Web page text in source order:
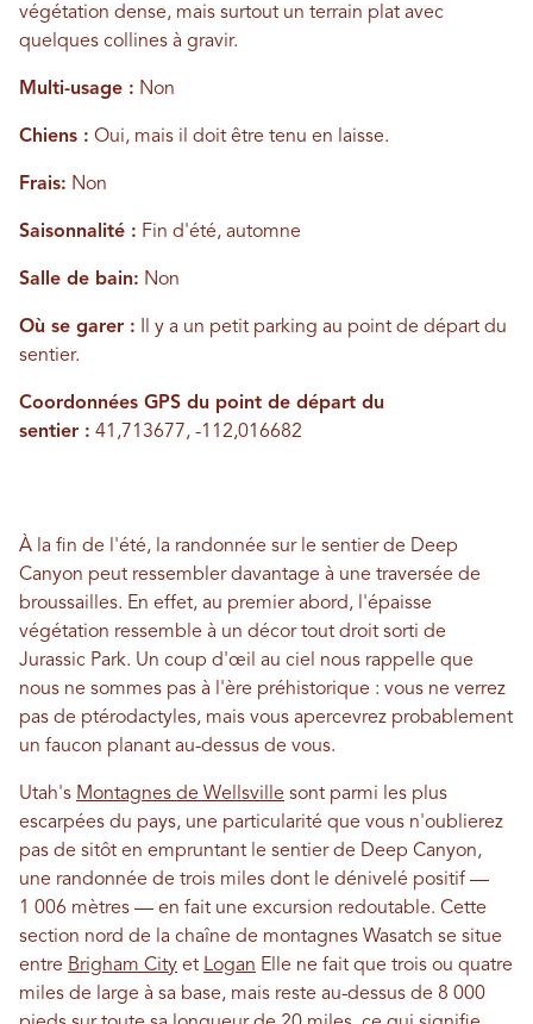
végétation dense, mais surtout un terrain plat avec
quelques collines à gravir.
Multi-usage : Non
Chiens : Oui, mais il doit être tenu en laisse.
Frais: Non
Saisonnalité : Fin d'été, automne
Salle de bain: Non
Où se garer : Il y a un petit parking au point de départ du
sentier.
Coordonnées GPS du point de départ du
sentier : 41,713677, -112,016682
À la fin de l'été, la randonnée sur le sentier de Deep
Canyon peut ressembler davantage à une traversée de
broussailles. En effet, au premier abord, l'épaisse
végétation ressemble à un décor tout droit sorti de
Jurassic Park. Un coup d'œil au ciel nous rappelle que
nous ne sommes pas à l'ère préhistorique : vous ne verrez
pas de ptérodactyles, mais vous apercevrez probablement
un faucon planant au-dessus de vous.
Utah's Montagnes de Wellsville sont parmi les plus
escarpées du pays, une particularité que vous n'oublierez
pas de sitôt en empruntant le sentier de Deep Canyon,
une randonnée de trois miles dont le dénivelé positif —
1 006 mètres — en fait une excursion redoutable. Cette
section nord de la chaîne de montagnes Wasatch se situe
entre Brigham City et Logan Elle ne fait que trois ou quatre
miles de large à sa base, mais reste au-dessus de 8 000